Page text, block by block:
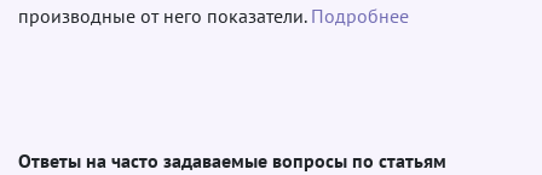
производные от него показатели. Подробнее
Ответы на часто задаваемые вопросы по статьям